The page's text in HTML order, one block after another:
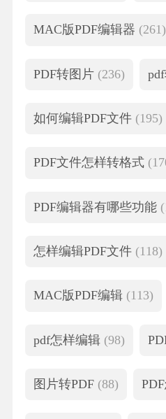
MAC版PDF编辑器 (261)
PDF转图片 (236)
如何编辑PDF文件 (195)
PDF文件怎样转格式
PDF编辑器有哪些功能
怎样编辑PDF文件 (118)
MAC版PDF编辑 (113)
pdf怎样编辑 (98)
图片转PDF (88)